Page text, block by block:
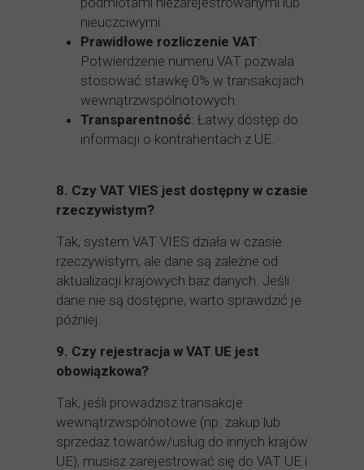
nieuczciwymi.
Prawidłowe rozliczenie VAT:
Potwierdzenie numeru VAT pozwala
stosować stawkę 0% w transakcjach
wewnątrzwspólnotowych.
Transparentność: Łatwy dostęp do
informacji o kontrahentach z UE.
8. Czy VAT VIES jest dostępny w czasie
rzeczywistym?
Tak, system VAT VIES działa w czasie
rzeczywistym, ale dane są zależne od
aktualizacji krajowych baz danych. Jeśli
dane nie są dostępne, warto sprawdzić je
później.
9. Czy rejestracja w VAT UE jest
obowiązkowa?
Tak, jeśli prowadzisz transakcje
wewnątrzwspólnotowe (np. zakup lub
sprzedaż towarów/usług do innych krajów
UE), musisz zarejestrować się do VAT UE i